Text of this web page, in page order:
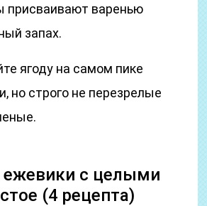
присваивают варенью
запах.
ягоду на самом пике
но строго не перезрелые
ежевики с целыми
(4 рецепта)